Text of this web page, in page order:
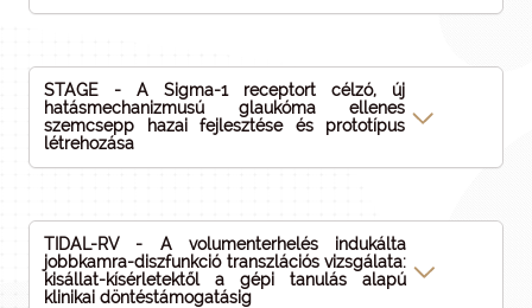
STAGE - A Sigma-1 receptort célzó, új
hatásmechanizmusú glaukóma ellenes
szemcsepp hazai fejlesztése és prototípus
létrehozása
TIDAL-RV - A volumenterhelés indukálta
jobbkamra-diszfunkció transzlációs vizsgálata:
kisállat-kísérletektől a gépi tanulás alapú
klinikai döntéstámogatásig